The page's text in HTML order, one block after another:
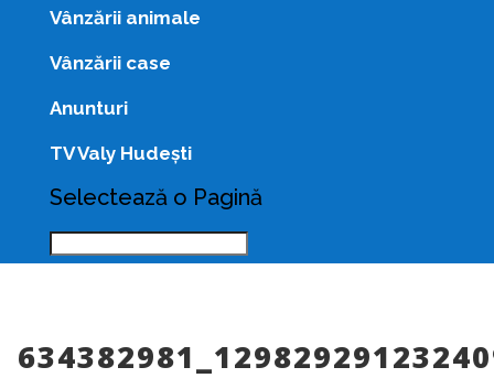
Vânzării animale
Vânzării case
Anunturi
TV Valy Hudești
Selectează o Pagină